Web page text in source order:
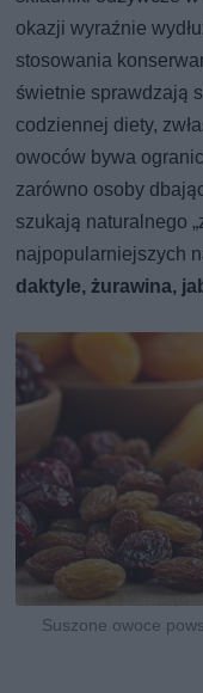
okazji wyraźnie
stosowania
świetnie sprawdzają
codziennej diety,
owoców bywa
zarówno osoby
szukają naturalnego
najpopularniejszych
daktyle, żurawina,
Suszone owoce